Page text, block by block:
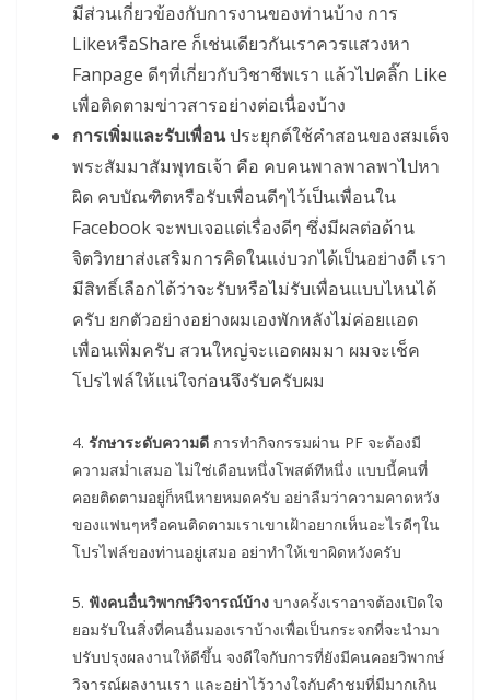
มีส่วนเกี่ยวข้องกับการงานของท่านบ้าง การ
LikeหรือShare ก็เช่นเดียวกันเราควรแสวงหา
Fanpage ดีๆที่เกี่ยวกับวิชาชีพเรา แล้วไปคลิ๊ก Like
เพื่อติดตามข่าวสารอย่างต่อเนื่องบ้าง
การเพิ่มและรับเพื่อนประยุกต์ใช้คำสอนของสมเด็จ
พระสัมมาสัมพุทธเจ้า คือ คบคนพาลพาลพาไปหา
ผิด คบบัณฑิตหรือรับเพื่อนดีๆไว้เป็นเพื่อนใน
Facebook จะพบเจอแต่เรื่องดีๆ ซึ่งมีผลต่อด้าน
จิตวิทยาส่งเสริมการคิดในแง่บวกได้เป็นอย่างดี เรา
มีสิทธิ์เลือกได้ว่าจะรับหรือไม่รับเพื่อนแบบไหนได้
ครับ ยกตัวอย่างอย่างผมเองพักหลังไม่ค่อยแอด
เพื่อนเพิ่มครับ สวนใหญ่จะแอดผมมา ผมจะเช็ค
โปรไฟล์ให้แน่ใจก่อนจึงรับครับผม
4. รักษาระดับความดี การทำกิจกรรมผ่าน PF จะต้องมี
ความสม่ำเสมอ ไม่ใช่เดือนหนึ่งโพสต์ทีหนึ่ง แบบนี้คนที่
คอยติดตามอยู่ก็หนีหายหมดครับ อย่าลืมว่าความคาดหวัง
ของแฟนๆหรือคนติดตามเราเขาเฝ้าอยากเห็นอะไรดีๆใน
โปรไฟล์ของท่านอยู่เสมอ อย่าทำให้เขาผิดหวังครับ
5. ฟังคนอื่นวิพากษ์วิจารณ์บ้าง บางครั้งเราอาจต้องเปิดใจ
ยอมรับในสิ่งที่คนอื่นมองเราบ้างเพื่อเป็นกระจกที่จะนำมา
ปรับปรุงผลงานให้ดีขึ้น จงดีใจกับการที่ยังมีคนคอยวิพากษ์
วิจารณ์ผลงานเรา และอย่าไว้วางใจกับคำชมที่มีมากเกิน